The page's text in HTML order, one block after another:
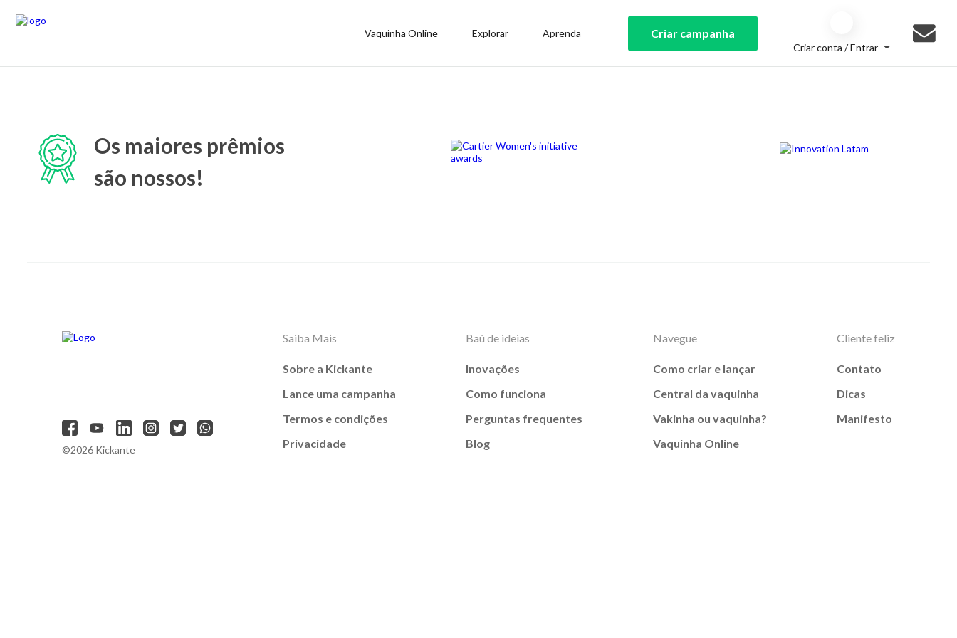
Vaquinha Online Explorar Aprenda Criar campanha
Criar conta / Entrar
Os maiores prêmios
são nossos!
©2026 Kickante
Saiba Mais
Sobre a Kickante
Lance uma campanha
Termos e condições
Privacidade
Baú de ideias
Inovações
Como funciona
Perguntas frequentes
Blog
Navegue
Como criar e lançar
Central da vaquinha
Vakinha ou vaquinha?
Vaquinha Online
Cliente feliz
Contato
Dicas
Manifesto